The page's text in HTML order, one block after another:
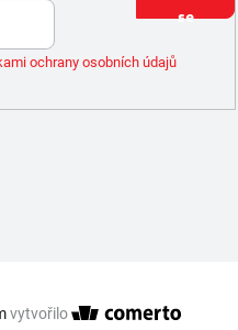
ochrany osobních údajů
se
vytvořilo